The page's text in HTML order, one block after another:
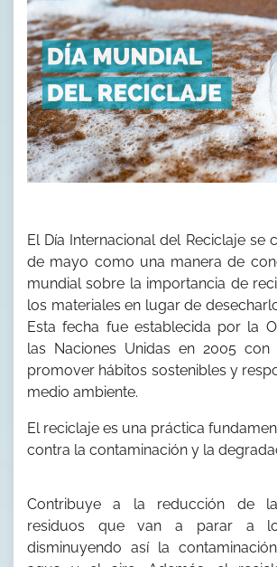
El Día Internacional del Reciclaje se
de mayo como una manera de
mundial sobre la importancia de
los materiales en lugar de
Esta fecha fue establecida por la
las Naciones Unidas en 2005
promover hábitos sostenibles y
medio ambiente.
El reciclaje es una práctica
contra la contaminación y la
Contribuye a la reducción de
residuos que van a parar a
disminuyendo así la